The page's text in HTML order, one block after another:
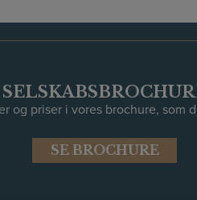
og priser i vores brochure, som
SE BROCHURE